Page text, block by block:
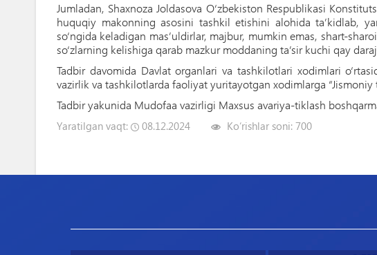
Jumladan, Shaxnoza Joldasova O‘zbekiston Respublikasi
huquqiy makonning asosini tashkil etishini alohida ta’kidlab,
so‘ngida keladigan mas’uldirlar, majbur, mumkin emas, shart-
so‘zlarning kelishiga qarab mazkur moddaning ta’sir kuchi qay
Tadbir davomida Davlat organlari va tashkilotlari xodimlari
vazirlik va tashkilotlarda faoliyat yuritayotgan xodimlarga
Tadbir yakunida Mudofaa vazirligi Maxsus avariya-tiklash
Yaratilgan vaqt: 08.12.2024 Ko‘rishlar soni: 700